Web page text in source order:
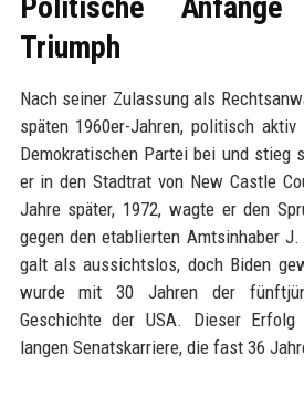
Politische
Triumph
Nach seiner Zulassung als
späten 1960er-Jahren, politisch
Demokratischen Partei bei und stieg
er in den Stadtrat von New Castle
Jahre später, 1972, wagte er den
gegen den etablierten Amtsinhaber
galt als aussichtslos, doch Biden
wurde mit 30 Jahren der
Geschichte der USA. Dieser
langen Senatskarriere, die fast 36